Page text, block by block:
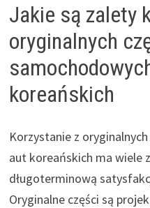
Jakie są zalety
oryginalnych
koreańskich
Korzystanie z
aut koreańskich ma wiele
długoterminową
Oryginalne części są